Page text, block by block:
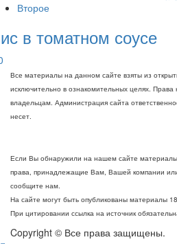
Второе
в томатном соусе
Все материалы на данном сайте взяты из
исключительно в ознакомительных целях.
владельцам. Администрация сайта
несет.
Если Вы обнаружили на нашем сайте
права, принадлежащие Вам, Вашей компании
сообщите нам.
На сайте могут быть опубликованы материалы
При цитировании ссылка на источник
Copyright © Все права защищены.